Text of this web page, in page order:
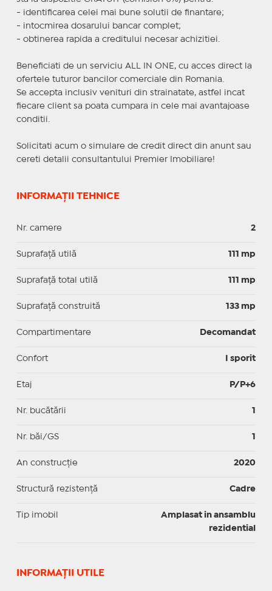
- identificarea celei mai bune solutii de finantare;
- intocmirea dosarului bancar complet;
- obtinerea rapida a creditului necesar achizitiei.
Beneficiati de un serviciu ALL IN ONE, cu acces direct la
ofertele tuturor bancilor comerciale din Romania.
Se accepta inclusiv venituri din strainatate, astfel incat
fiecare client sa poata cumpara in cele mai avantajoase
conditii.
Solicitati acum o simulare de credit direct din anunt sau
cereti detalii consultantului Premier Imobiliare!
INFORMAȚII TEHNICE
Nr. camere 2
Suprafaţă utilă 111 mp
Suprafaţă total utilă 111 mp
Suprafaţă construită 133 mp
Compartimentare Decomandat
Confort I sporit
Etaj P/P+6
Nr. bucătării 1
Nr. băi/GS 1
An construcție 2020
Structură rezistență Cadre
Tip imobil
Amplasat in ansamblu
rezidential
INFORMAŢII UTILE